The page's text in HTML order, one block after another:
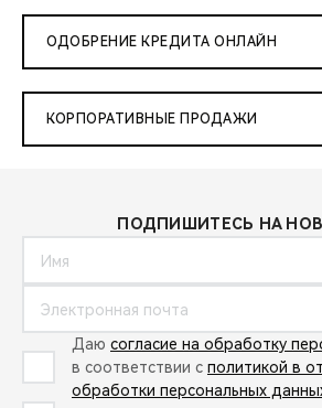
ОДОБРЕНИЕ КРЕДИТА ОНЛАЙН
КОРПОРАТИВНЫЕ ПРОДАЖИ
ПОДПИШИТЕСЬ НА
Даю согласие на обработку
в соответствии с политикой в
обработки персональных